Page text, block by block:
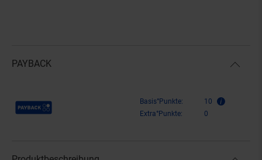
PAYBACK
Payback Punkte Basis°Punkte:
10
Extra°Punkte:
0